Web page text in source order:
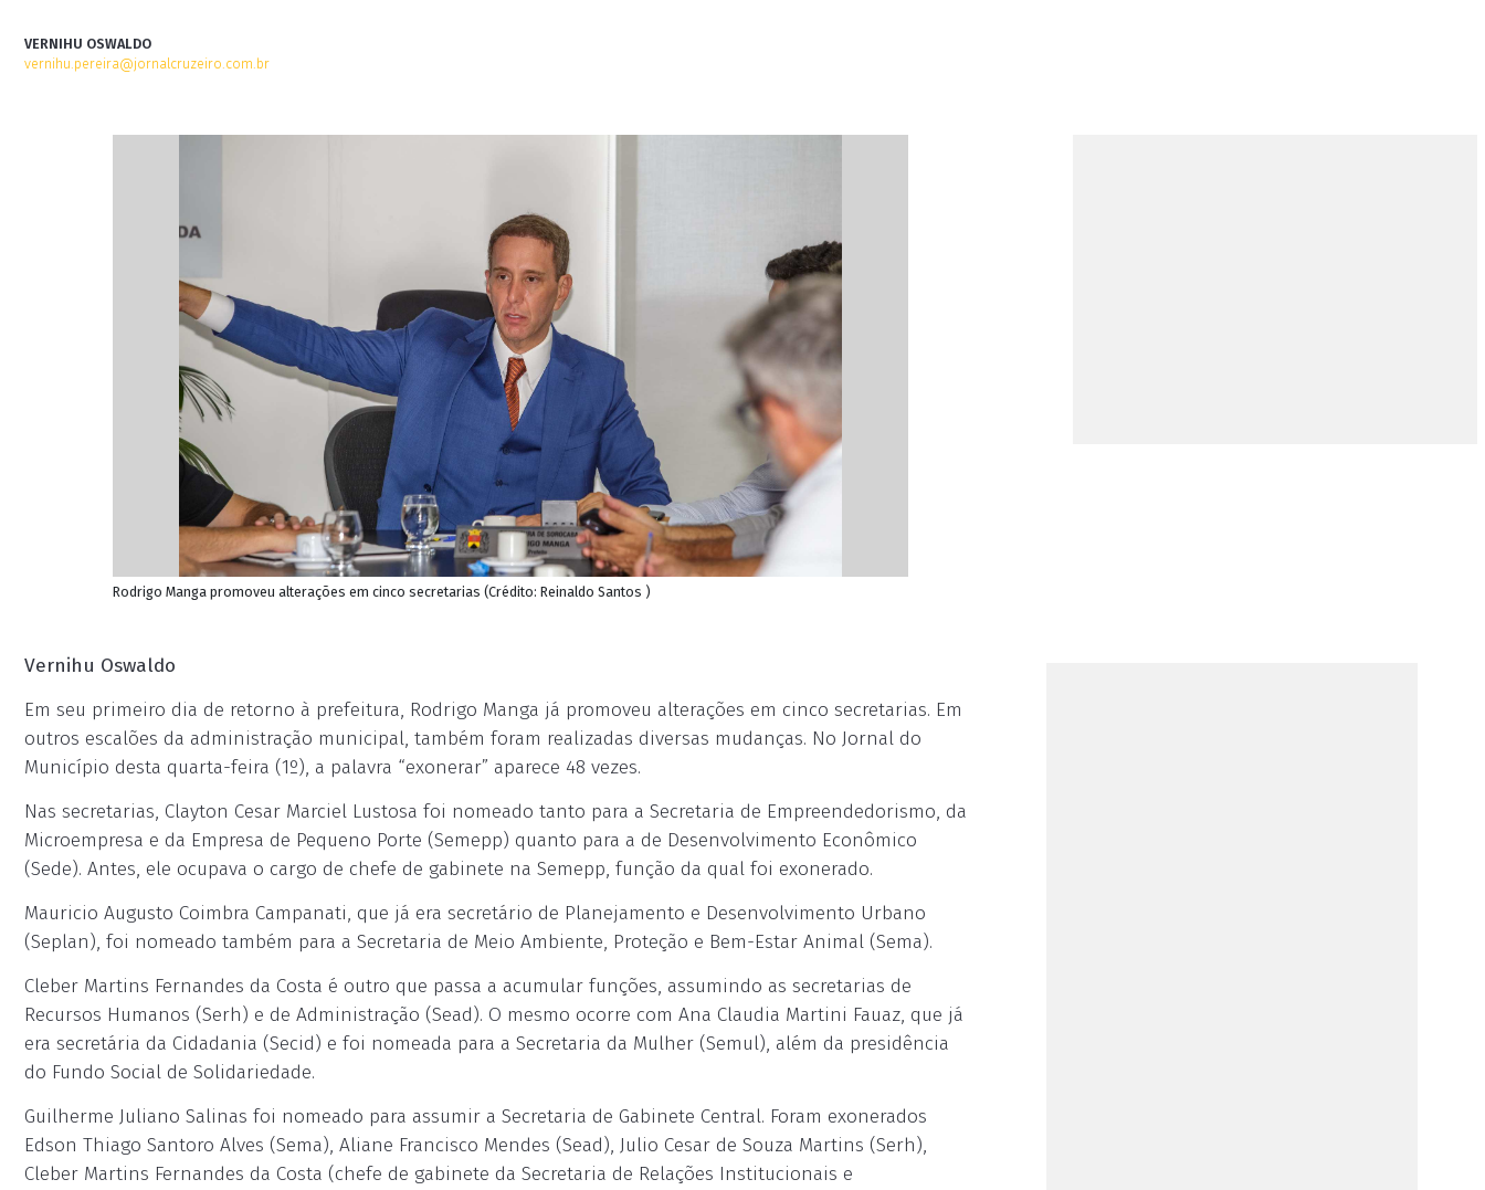
VERNIHU OSWALDO
vernihu.pereira@jornalcruzeiro.com.br
Rodrigo Manga promoveu alterações em cinco secretarias (Crédito: Reinaldo Santos )
Vernihu Oswaldo
Em seu primeiro dia de retorno à prefeitura, Rodrigo Manga já promoveu alterações em cinco secretarias. Em
outros escalões da administração municipal, também foram realizadas diversas mudanças. No Jornal do
Município desta quarta-feira (1º), a palavra “exonerar” aparece 48 vezes.
Nas secretarias, Clayton Cesar Marciel Lustosa foi nomeado tanto para a Secretaria de Empreendedorismo, da
Microempresa e da Empresa de Pequeno Porte (Semepp) quanto para a de Desenvolvimento Econômico
(Sede). Antes, ele ocupava o cargo de chefe de gabinete na Semepp, função da qual foi exonerado.
Mauricio Augusto Coimbra Campanati, que já era secretário de Planejamento e Desenvolvimento Urbano
(Seplan), foi nomeado também para a Secretaria de Meio Ambiente, Proteção e Bem-Estar Animal (Sema).
Cleber Martins Fernandes da Costa é outro que passa a acumular funções, assumindo as secretarias de
Recursos Humanos (Serh) e de Administração (Sead). O mesmo ocorre com Ana Claudia Martini Fauaz, que já
era secretária da Cidadania (Secid) e foi nomeada para a Secretaria da Mulher (Semul), além da presidência
do Fundo Social de Solidariedade.
Guilherme Juliano Salinas foi nomeado para assumir a Secretaria de Gabinete Central. Foram exonerados
Edson Thiago Santoro Alves (Sema), Aliane Francisco Mendes (Sead), Julio Cesar de Souza Martins (Serh),
Cleber Martins Fernandes da Costa (chefe de gabinete da Secretaria de Relações Institucionais e